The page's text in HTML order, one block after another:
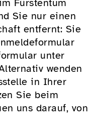
Fürstentum
Sie nur einen
entfernt: Sie
unter
wenden
in Ihrer
Sie beim
uns darauf, von